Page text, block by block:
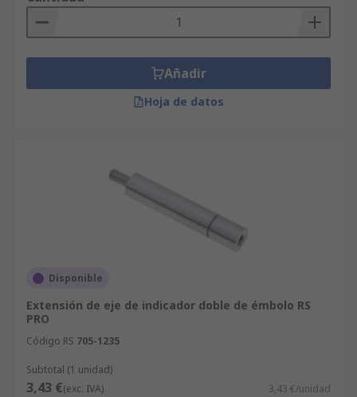
producto disponemos de un servicio de soporte
Añadir
Hoja de datos
Disponible
Extensión de eje de indicador doble de émbolo RS
PRO
Código RS 705-1235
Subtotal (1 unidad)
3,43 €(exc. IVA) 3,43 €/unidad